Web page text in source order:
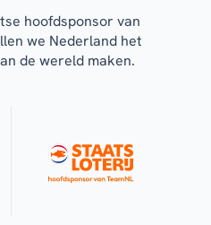
hoofdsponsor van
we Nederland het
de wereld maken.